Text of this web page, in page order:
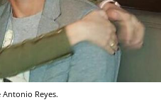
Reyes.